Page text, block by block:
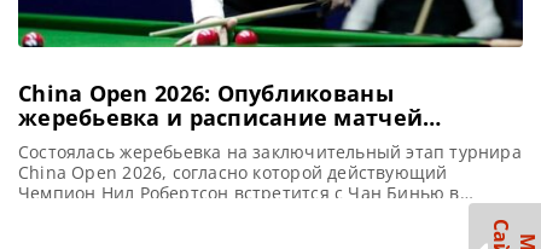
China Open 2026: Опубликованы
жеребьевка и расписание матчей
финальных этапов турнира в Китае
Состоялась жеребьевка на заключительный этап турнира
China Open 2026, согласно которой действующий
Чемпион Нил Робертсон встретится с Чан Бинью в
понедельник 10 августа, сообщает WST Опубликованы